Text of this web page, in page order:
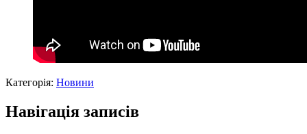
Категорія: Новини
Навігація записів